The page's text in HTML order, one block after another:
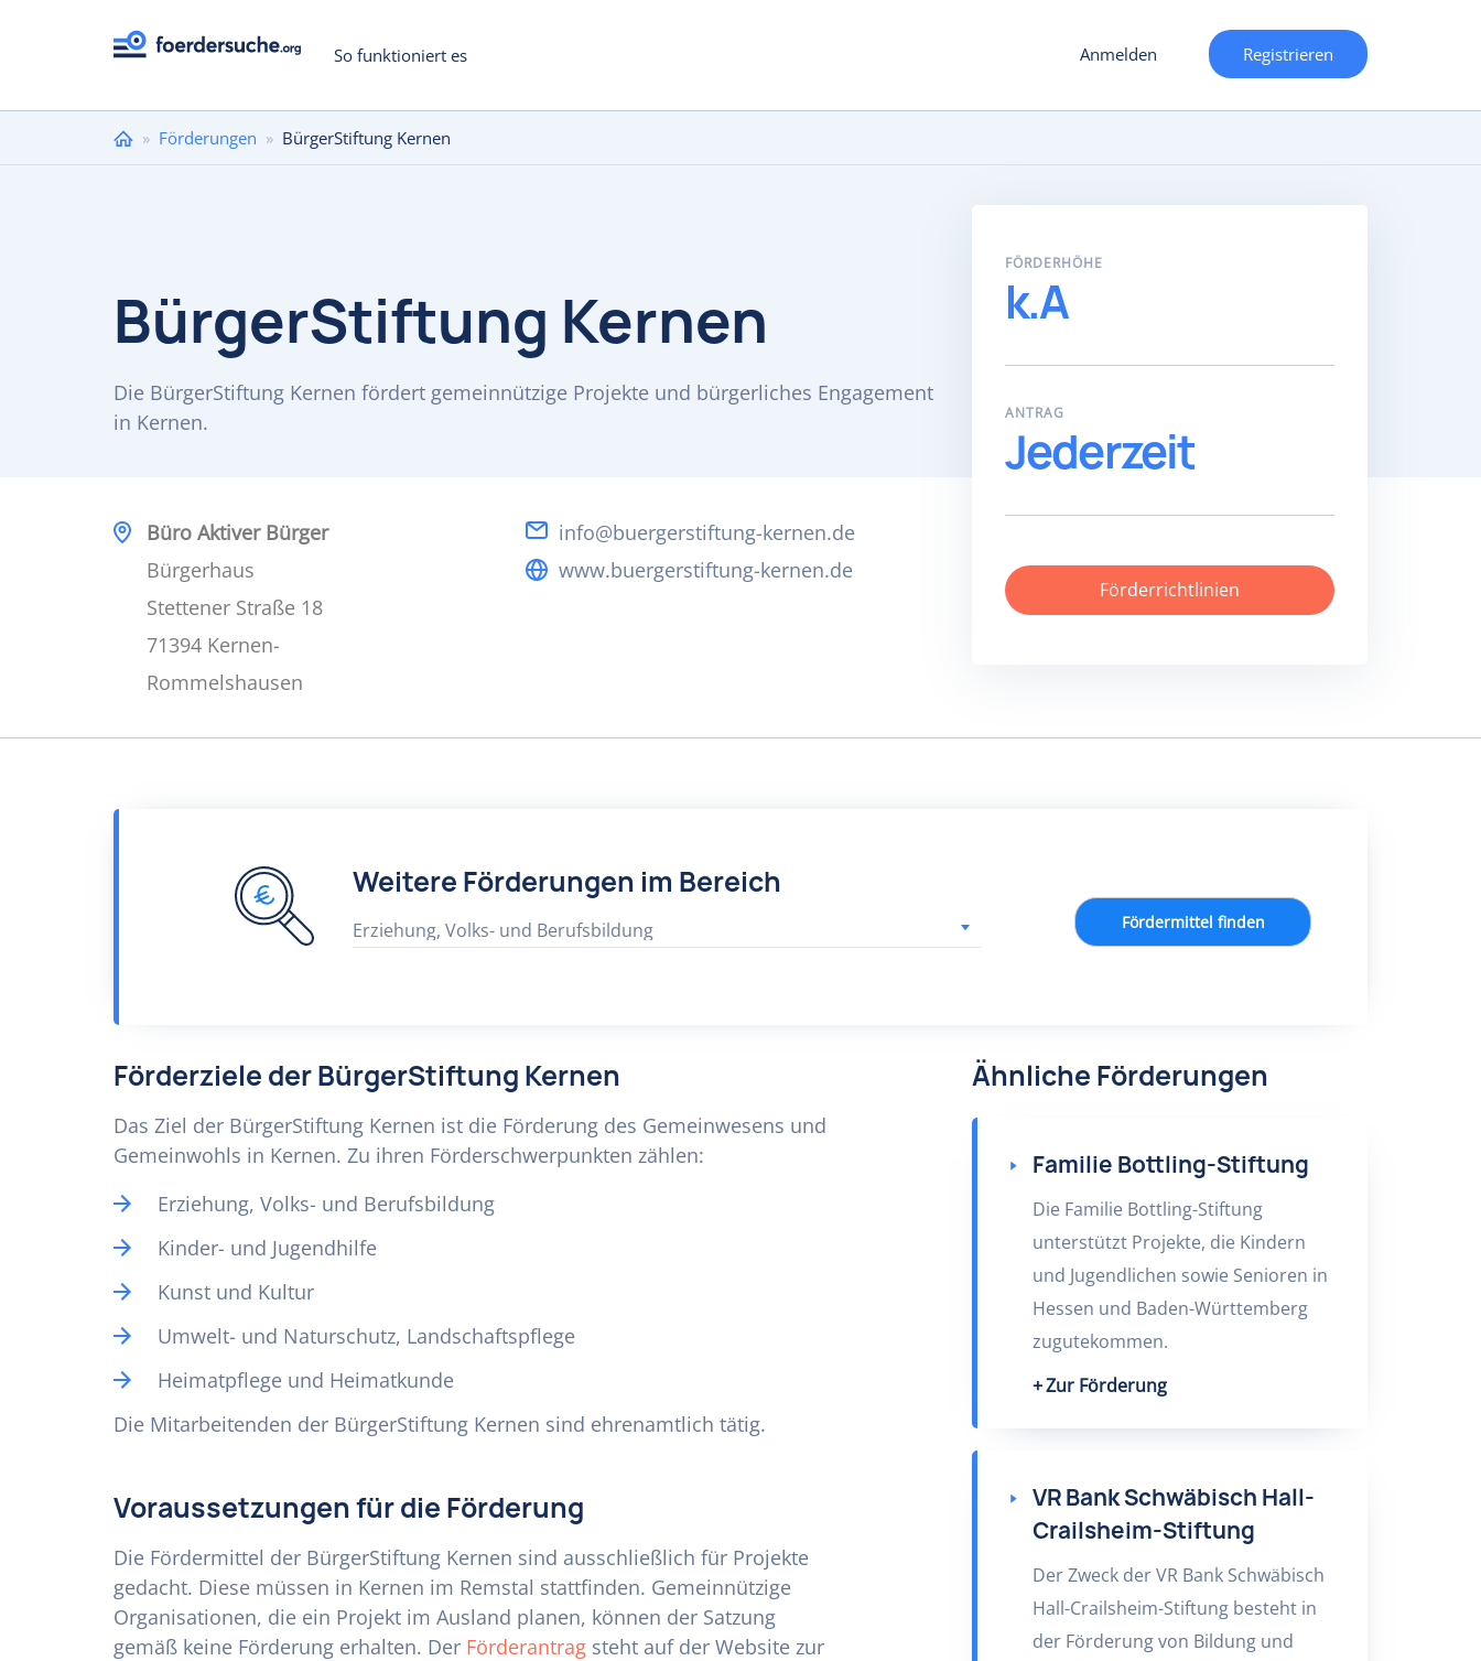
So funktioniert es Anmelden Registrieren
Sie
» Förderungen » BürgerStiftung Kernen
BürgerStiftung Kernen
Die BürgerStiftung Kernen fördert gemeinnützige Projekte und bürgerliches Engagement
in Kernen.
Büro Aktiver Bürger
Bürgerhaus
Stettener Straße 18
71394 Kernen-
Rommelshausen
info@buergerstiftung-kernen.de
www.buergerstiftung-kernen.de
FÖRDERHÖHE
k.A
ANTRAG
Jederzeit
Förderrichtlinien
Weitere Förderungen im Bereich
Erziehung, Volks- und Berufsbildung Fördermittel finden
Förderziele der BürgerStiftung Kernen
Das Ziel der BürgerStiftung Kernen ist die Förderung des Gemeinwesens und
Gemeinwohls in Kernen. Zu ihren Förderschwerpunkten zählen:
Erziehung, Volks- und Berufsbildung
Kinder- und Jugendhilfe
Kunst und Kultur
Umwelt- und Naturschutz, Landschaftspflege
Heimatpflege und Heimatkunde
Die Mitarbeitenden der BürgerStiftung Kernen sind ehrenamtlich tätig.
Voraussetzungen für die Förderung
Die Fördermittel der BürgerStiftung Kernen sind ausschließlich für Projekte
gedacht. Diese müssen in Kernen im Remstal stattfinden. Gemeinnützige
Organisationen, die ein Projekt im Ausland planen, können der Satzung
gemäß keine Förderung erhalten. Der Förderantrag steht auf der Website zur
Ähnliche Förderungen
Familie Bottling-Stiftung
Die Familie Bottling-Stiftung
unterstützt Projekte, die Kindern
und Jugendlichen sowie Senioren in
Hessen und Baden-Württemberg
zugutekommen.
Zur Förderung
VR Bank Schwäbisch Hall-
Crailsheim-Stiftung
Der Zweck der VR Bank Schwäbisch
Hall-Crailsheim-Stiftung besteht in
der Förderung von Bildung und